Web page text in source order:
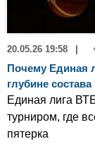
20.05.26 19:58
Почему Единая
глубине состава
Единая лига
турниром, где
пятерка